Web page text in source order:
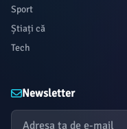
Sport
Știați că
Tech
Newsletter